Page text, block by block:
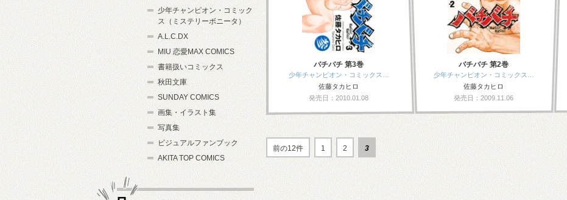
バチバチ 第3巻
少年チャンピオン・コミックス…
佐藤タカヒロ
発売日：2010.01.08
バチバチ 第2巻
少年チャンピオン・コミックス…
佐藤タカヒロ
発売日：2009.11.06
前の12件 1 2 3
少年チャンピオン・コミック
ス（ミステリーボニータ）
A.L.C.DX
MIU 恋愛MAX COMICS
書籍扱いコミックス
秋田文庫
SUNDAY COMICS
画集・イラスト集
写真集
ビジュアルファンブック
AKITA TOP COMICS